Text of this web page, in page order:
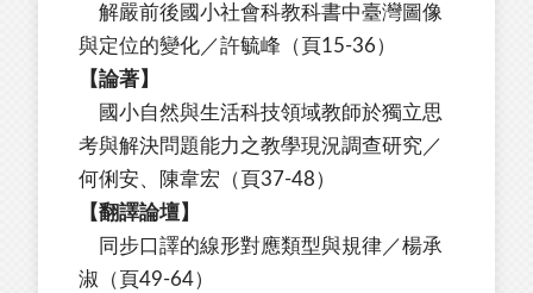
解嚴前後國小社會科教科書中臺灣圖像
與定位的變化／許毓峰（頁15-36）
【論著】
國小自然與生活科技領域教師於獨立思
考與解決問題能力之教學現況調查研究／
何俐安、陳韋宏（頁37-48）
【翻譯論壇】
同步口譯的線形對應類型與規律／楊承
淑（頁49-64）